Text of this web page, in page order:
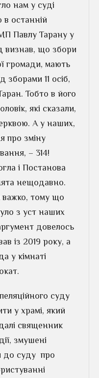
нам у суді
в останній
Павлу Тарану у
визнав, що збори
громади, мають
11 осіб,
Тобто в його
які сказали,
А у наших,
про зміну
– 314!
і Постанова
нещодавно.
важко, тому що
з уст наших
довелось
із 2019 року, а
у кімнаті
суду
у храмі, який
священник
змушені
до суду про